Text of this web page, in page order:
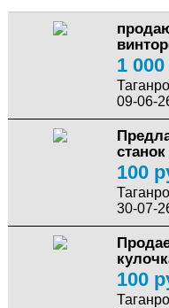
1
09-06-
100
30-07-
100